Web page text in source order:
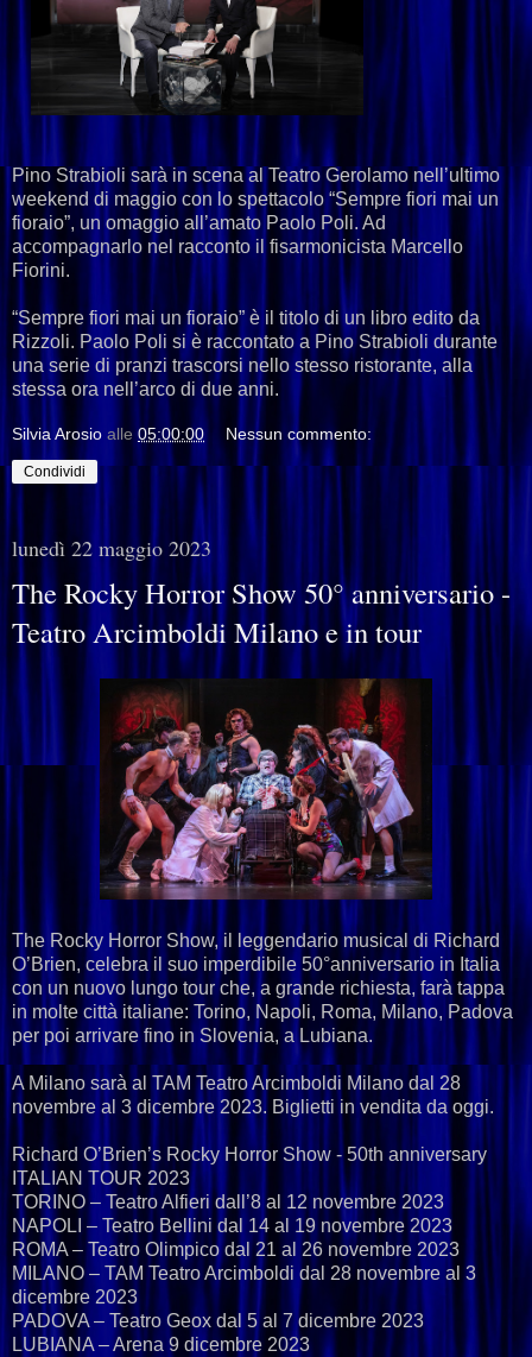
Pino Strabioli sarà in scena al Teatro Gerolamo nell’ultimo
weekend di maggio con lo spettacolo “Sempre fiori mai un
fioraio”, un omaggio all’amato Paolo Poli. Ad
accompagnarlo nel racconto il fisarmonicista Marcello
Fiorini.
“Sempre fiori mai un fioraio” è il titolo di un libro edito da
Rizzoli. Paolo Poli si è raccontato a Pino Strabioli durante
una serie di pranzi trascorsi nello stesso ristorante, alla
stessa ora nell’arco di due anni.
Silvia Arosio alle 05:00:00 Nessun commento:
Condividi
lunedì 22 maggio 2023
The Rocky Horror Show 50° anniversario -
Teatro Arcimboldi Milano e in tour
The Rocky Horror Show, il leggendario musical di Richard
O’Brien, celebra il suo imperdibile 50°anniversario in Italia
con un nuovo lungo tour che, a grande richiesta, farà tappa
in molte città italiane: Torino, Napoli, Roma, Milano, Padova
per poi arrivare fino in Slovenia, a Lubiana.
A Milano sarà al TAM Teatro Arcimboldi Milano dal 28
novembre al 3 dicembre 2023. Biglietti in vendita da oggi.
Richard O’Brien’s Rocky Horror Show - 50th anniversary
ITALIAN TOUR 2023
TORINO – Teatro Alfieri dall’8 al 12 novembre 2023
NAPOLI – Teatro Bellini dal 14 al 19 novembre 2023
ROMA – Teatro Olimpico dal 21 al 26 novembre 2023
MILANO – TAM Teatro Arcimboldi dal 28 novembre al 3
dicembre 2023
PADOVA – Teatro Geox dal 5 al 7 dicembre 2023
LUBIANA – Arena 9 dicembre 2023